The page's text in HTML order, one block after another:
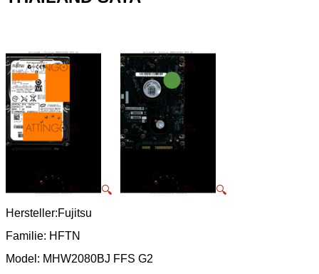
🔍
🔍
Hersteller:Fujitsu
Familie: HFTN
Model: MHW2080BJ FFS G2